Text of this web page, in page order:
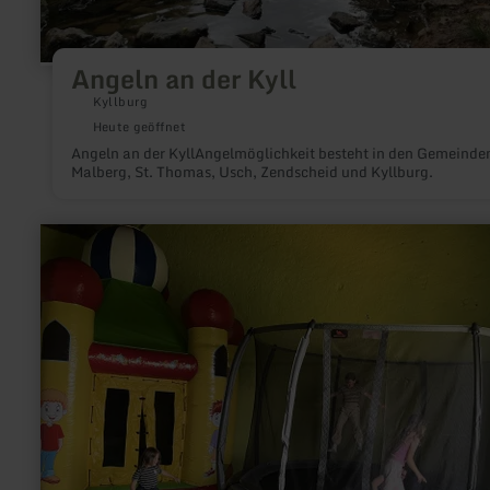
Angeln an der Kyll
Kyllburg
Heute geöffnet
Angeln an der KyllAngelmöglichkeit besteht in den
Malberg, St. Thomas, Usch, Zendscheid und Kyllburg.
erfahren
Kinder
Siggis
Spielscheune